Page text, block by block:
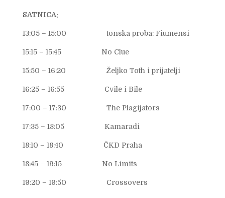
SATNICA:
13:05 – 15:00 tonska proba: Fiumensi
15:15 – 15:45 No Clue
15:50 – 16:20 Željko Toth i prijatelji
16:25 – 16:55 Cvile i Bile
17:00 – 17:30 The Plagijators
17:35 – 18:05 Kamaradi
18:10 – 18:40 ČKD Praha
18:45 – 19:15 No Limits
19:20 – 19:50 Crossovers